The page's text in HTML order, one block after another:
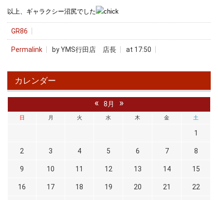
以上、ギャラクシー沼尻でした
GR86
Permalink by YMS行田店 店長 at 17:50
カレンダー
« 8月 »
日 月 火 水 木 金 土
1
2 3 4 5 6 7 8
9 10 11 12 13 14 15
16 17 18 19 20 21 22